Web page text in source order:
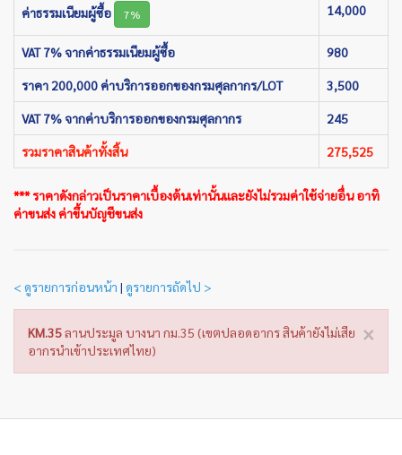
ค่าธรรมเนียมผู้ซื้อ 7% 14,000
VAT 7% จากค่าธรรมเนียมผู้ซื้อ 980
ราคา 200,000 ค่าบริการออกของกรมศุลกากร/LOT 3,500
VAT 7% จากค่าบริการออกของกรมศุลกากร 245
รวมราคาสินค้าทั้งสิ้น 275,525
*** ราคาดังกล่าวเป็นราคาเบื้องต้นเท่านั้นและยังไม่รวมค่าใช้จ่ายอื่น อาทิ
ค่าขนส่ง ค่าขึ้นบัญชีขนส่ง
< ดูรายการก่อนหน้า | ดูรายการถัดไป >
×
KM.35ลานประมูล บางนา กม.35 (เขตปลอดอากร สินค้ายังไม่เสีย
อากรนำเข้าประเทศไทย)